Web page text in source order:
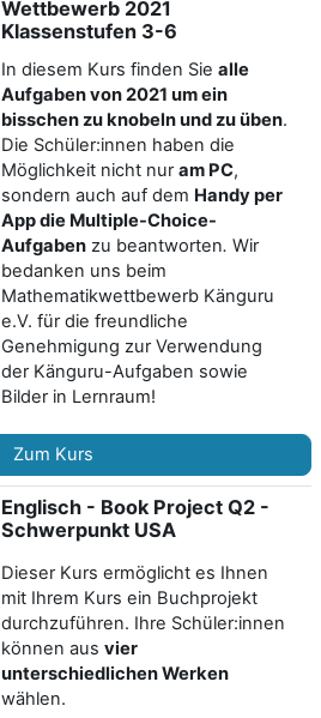
Wettbewerb 2021
Klassenstufen 3-6
In diesem Kurs finden Sie alle
Aufgaben von 2021 um ein
bisschen zu knobeln und zu üben.
Die Schüler:innen haben die
Möglichkeit nicht nuram PC,
sondern auch auf dem Handy per
App die Multiple-Choice-
Aufgaben zu beantworten. Wir
bedanken uns beim
Mathematikwettbewerb Känguru
e.V. für die freundliche
Genehmigung zur Verwendung
der Känguru-Aufgaben sowie
Bilder in Lernraum!
Zum Kurs
Englisch - Book Project Q2 -
Schwerpunkt USA
Dieser Kurs ermöglicht es Ihnen
mit Ihrem Kurs ein Buchprojekt
durchzuführen. Ihre Schüler:innen
können aus vier
unterschiedlichen Werken
wählen.